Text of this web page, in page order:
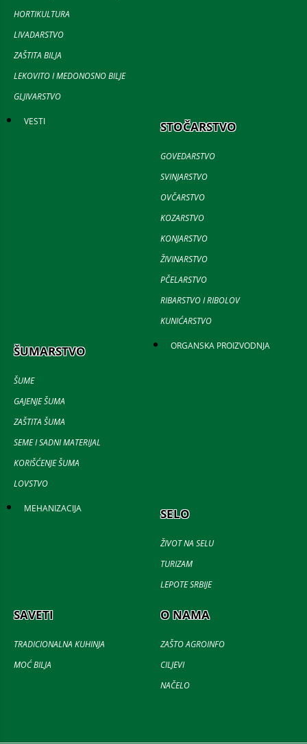
HORTIKULTURA
LIVADARSTVO
ZAŠTITA BILJA
LEKOVITO I MEDONOSNO BILJE
GLJIVARSTVO
VESTI STOČARSTVO
GOVEDARSTVO
SVINJARSTVO
OVČARSTVO
KOZARSTVO
KONJARSTVO
ŽIVINARSTVO
PČELARSTVO
RIBARSTVO I RIBOLOV
KUNIĆARSTVO
ŠUMARSTVO
ŠUME
GAJENJE ŠUMA
ZAŠTITA ŠUMA
SEME I SADNI MATERIJAL
KORIŠĆENJE ŠUMA
LOVSTVO
ORGANSKA PROIZVODNJA
MEHANIZACIJA SELO
ŽIVOT NA SELU
TURIZAM
LEPOTE SRBIJE
SAVETI
TRADICIONALNA KUHINJA
MOĆ BILJA
O NAMA
ZAŠTO AGROINFO
CILJEVI
NAČELO